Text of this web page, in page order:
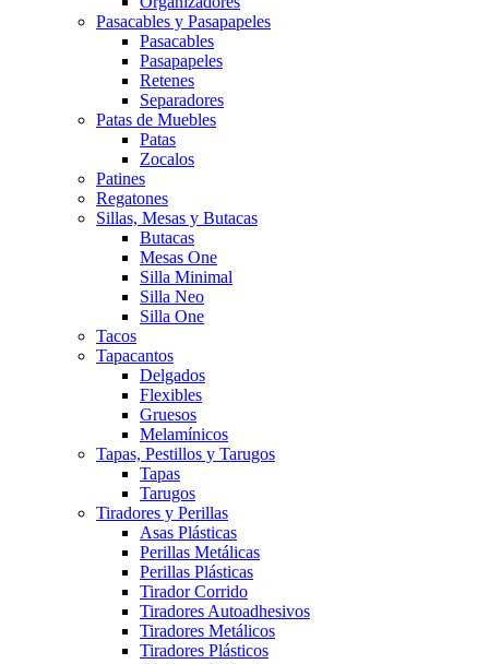
Pasacables y Pasapapeles
Pasacables
Pasapapeles
Retenes
Separadores
Patas de Muebles
Patas
Zocalos
Patines
Regatones
Sillas, Mesas y Butacas
Butacas
Mesas One
Silla Minimal
Silla Neo
Silla One
Tacos
Tapacantos
Delgados
Flexibles
Gruesos
Melamínicos
Tapas, Pestillos y Tarugos
Tapas
Tarugos
Tiradores y Perillas
Asas Plásticas
Perillas Metálicas
Perillas Plásticas
Tirador Corrido
Tiradores Autoadhesivos
Tiradores Metálicos
Tiradores Plásticos